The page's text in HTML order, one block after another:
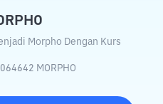
Morpho Dengan Kurs
MORPHO